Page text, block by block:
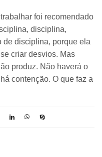
foi recomendado
disciplina,
de disciplina, porque ela
criar desvios. Mas
produz. Não haverá o
contenção. O que faz a